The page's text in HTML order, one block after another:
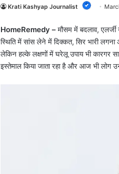
Krati Kashyap Journalist
HomeRemedy –मौसम में बदलाव,
स्थिति में सांस लेने में दिक्कत, सिर भारी
लेकिन हल्के लक्षणों में घरेलू उपाय भी कारगर
इस्तेमाल किया जाता रहा है और आज भी लोग